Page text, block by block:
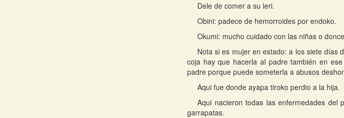
Dele de comer a su leri.
Obini: padece de hemorroides por endoko.
Okumi: mucho cuidado con las niñas o
Nota si es mujer en estado: a los siete días
coja hay que hacerla al padre también en
padre porque puede someterla a abusos
Aqui fue donde ayapa tiroko perdio a la hija.
Aqui nacieron todas las enfermedades del
garrapatas.